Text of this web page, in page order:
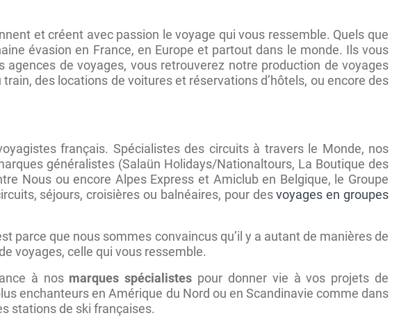
et créent avec passion le voyage qui vous ressemble. Quels que
évasion en France, en Europe et partout dans le monde. Ils vous
de voyages, vous retrouverez notre production de voyages
des locations de voitures et réservations d’hôtels, ou encore des
français. Spécialistes des circuits à travers le Monde, nos
généralistes (Salaün Holidays/Nationaltours, La Boutique des
Nous ou encore Alpes Express et Amiclub en Belgique, le Groupe
séjours, croisières ou balnéaires, pour desvoyages en groupes
parce que nous sommes convaincus qu’il y a autant de manières de
voyages, celle qui vous ressemble.
à nos marques spécialistes pour donner vie à vos projets de
enchanteurs en Amérique du Nord ou en Scandinavie comme dans
stations de ski françaises.